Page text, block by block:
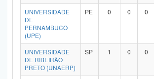
UNIVERSIDADE
DE
PERNAMBUCO
(UPE)
PE 0 0 0
UNIVERSIDADE
DE RIBEIRÃO
PRETO (UNAERP)
SP 1 0 0